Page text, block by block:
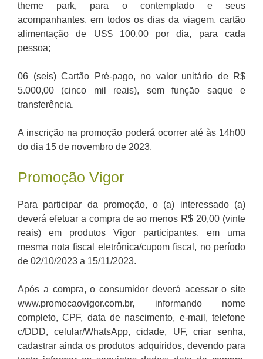
theme park, para o contemplado e seus
acompanhantes, em todos os dias da viagem, cartão
alimentação de US$ 100,00 por dia, para cada
pessoa;
06 (seis) Cartão Pré-pago, no valor unitário de R$
5.000,00 (cinco mil reais), sem função saque e
transferência.
A inscrição na promoção poderá ocorrer até às 14h00
do dia 15 de novembro de 2023.
Promoção Vigor
Para participar da promoção, o (a) interessado (a)
deverá efetuar a compra de ao menos R$ 20,00 (vinte
reais) em produtos Vigor participantes, em uma
mesma nota fiscal eletrônica/cupom fiscal, no período
de 02/10/2023 a 15/11/2023.
Após a compra, o consumidor deverá acessar o site
www.promocaovigor.com.br, informando nome
completo, CPF, data de nascimento, e-mail, telefone
c/DDD, celular/WhatsApp, cidade, UF, criar senha,
cadastrar ainda os produtos adquiridos, devendo para